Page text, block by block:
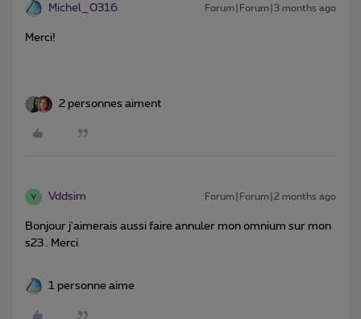
Michel_0316 Forum|Forum|3 months ago
Merci!
2 personnes aiment
V Vddsim Forum|Forum|2 months ago
Bonjour j'aimerais aussi faire annuler mon omnium sur mon
s23 . Merci
1 personne aime